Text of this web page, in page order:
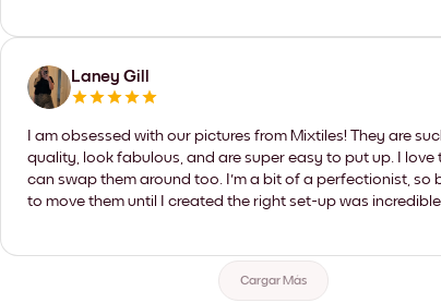
Laney Gill
I am obsessed with our pictures from Mixtiles! They are
quality, look fabulous, and are super easy to put up. I love
can swap them around too. I'm a bit of a perfectionist, so
to move them until I created the right set-up was
Cargar Más